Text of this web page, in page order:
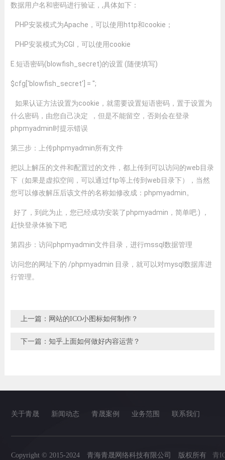
数据用户名和密码进行验证，,具体如下：
PHP安装模式为Apache，可以使用http和cookie；
PHP安装模式为CGI，可以使用cookie
E.短语密码(blowfish_secret)的设置 (随便填写)
$cfg['blowfish_secret'] = '';
如果认证方法设置为cookie，就需要设置短语密码，置于设置为
什么密码，由您自己决定 ，但是不能留空，否则会在登录
phpmyadmin时提示错误
第三步：上传phpmyadmin所有文件
把以上解压的文件和配置过的文件，都上传到可以访问的web目录
下（如果是虚拟空间，可以通过ftp等上传到web目录下），当然
您可以修改解压后该文件的名称如修改成：phpmyadmin。
好了，到此为止，您已经成功安装了phpmyadmin，简单吧:) ，
赶快登录体验下吧
第四步：访问phpmyadmin文件目录，进行mssql数据管理
访问您的网址下的 /phpmyadmin 目录，就可以对mysql数据库进
行管理。
上一篇：网站的ICO小图标如何制作？
下一篇：知乎上面如何做好内容运营？
关于青晟 新闻动态 青晟案例 业务范围 联系我们
Copyright © 2015-2024 青海青晟网络科技有限公司 版权所有青